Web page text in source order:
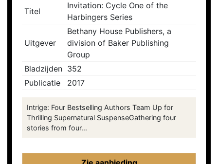
Titel
Invitation: Cycle One of the
Harbingers Series
Uitgever
Bethany House Publishers, a
division of Baker Publishing
Group
Bladzijden 352
Publicatie
2017
Intrige: Four Bestselling Authors Team Up for
Thrilling Supernatural SuspenseGathering four
stories from four...